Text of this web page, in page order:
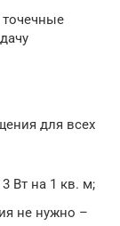
для всех
Вт на 1 кв. м;
не нужно –